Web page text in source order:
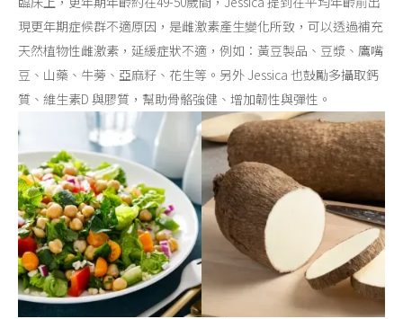
現更年期症候群不適原因，是雌激素產生變化所致，可以透過補充
天然植物性雌激素，延緩症狀不適，例如：黃豆製品、豆漿、鷹嘴
豆、山藥、牛蒡、亞麻籽、花生等。另外 Jessica 也鼓勵多攝取鈣
質、維生素D 與膠質，幫助骨骼強健、增加韌性與彈性。